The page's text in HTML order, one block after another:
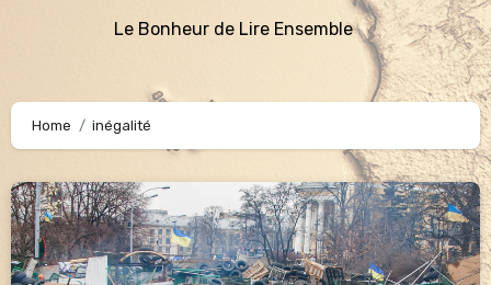
Le Bonheur de Lire Ensemble
Home inégalité